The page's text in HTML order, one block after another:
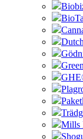
Mills